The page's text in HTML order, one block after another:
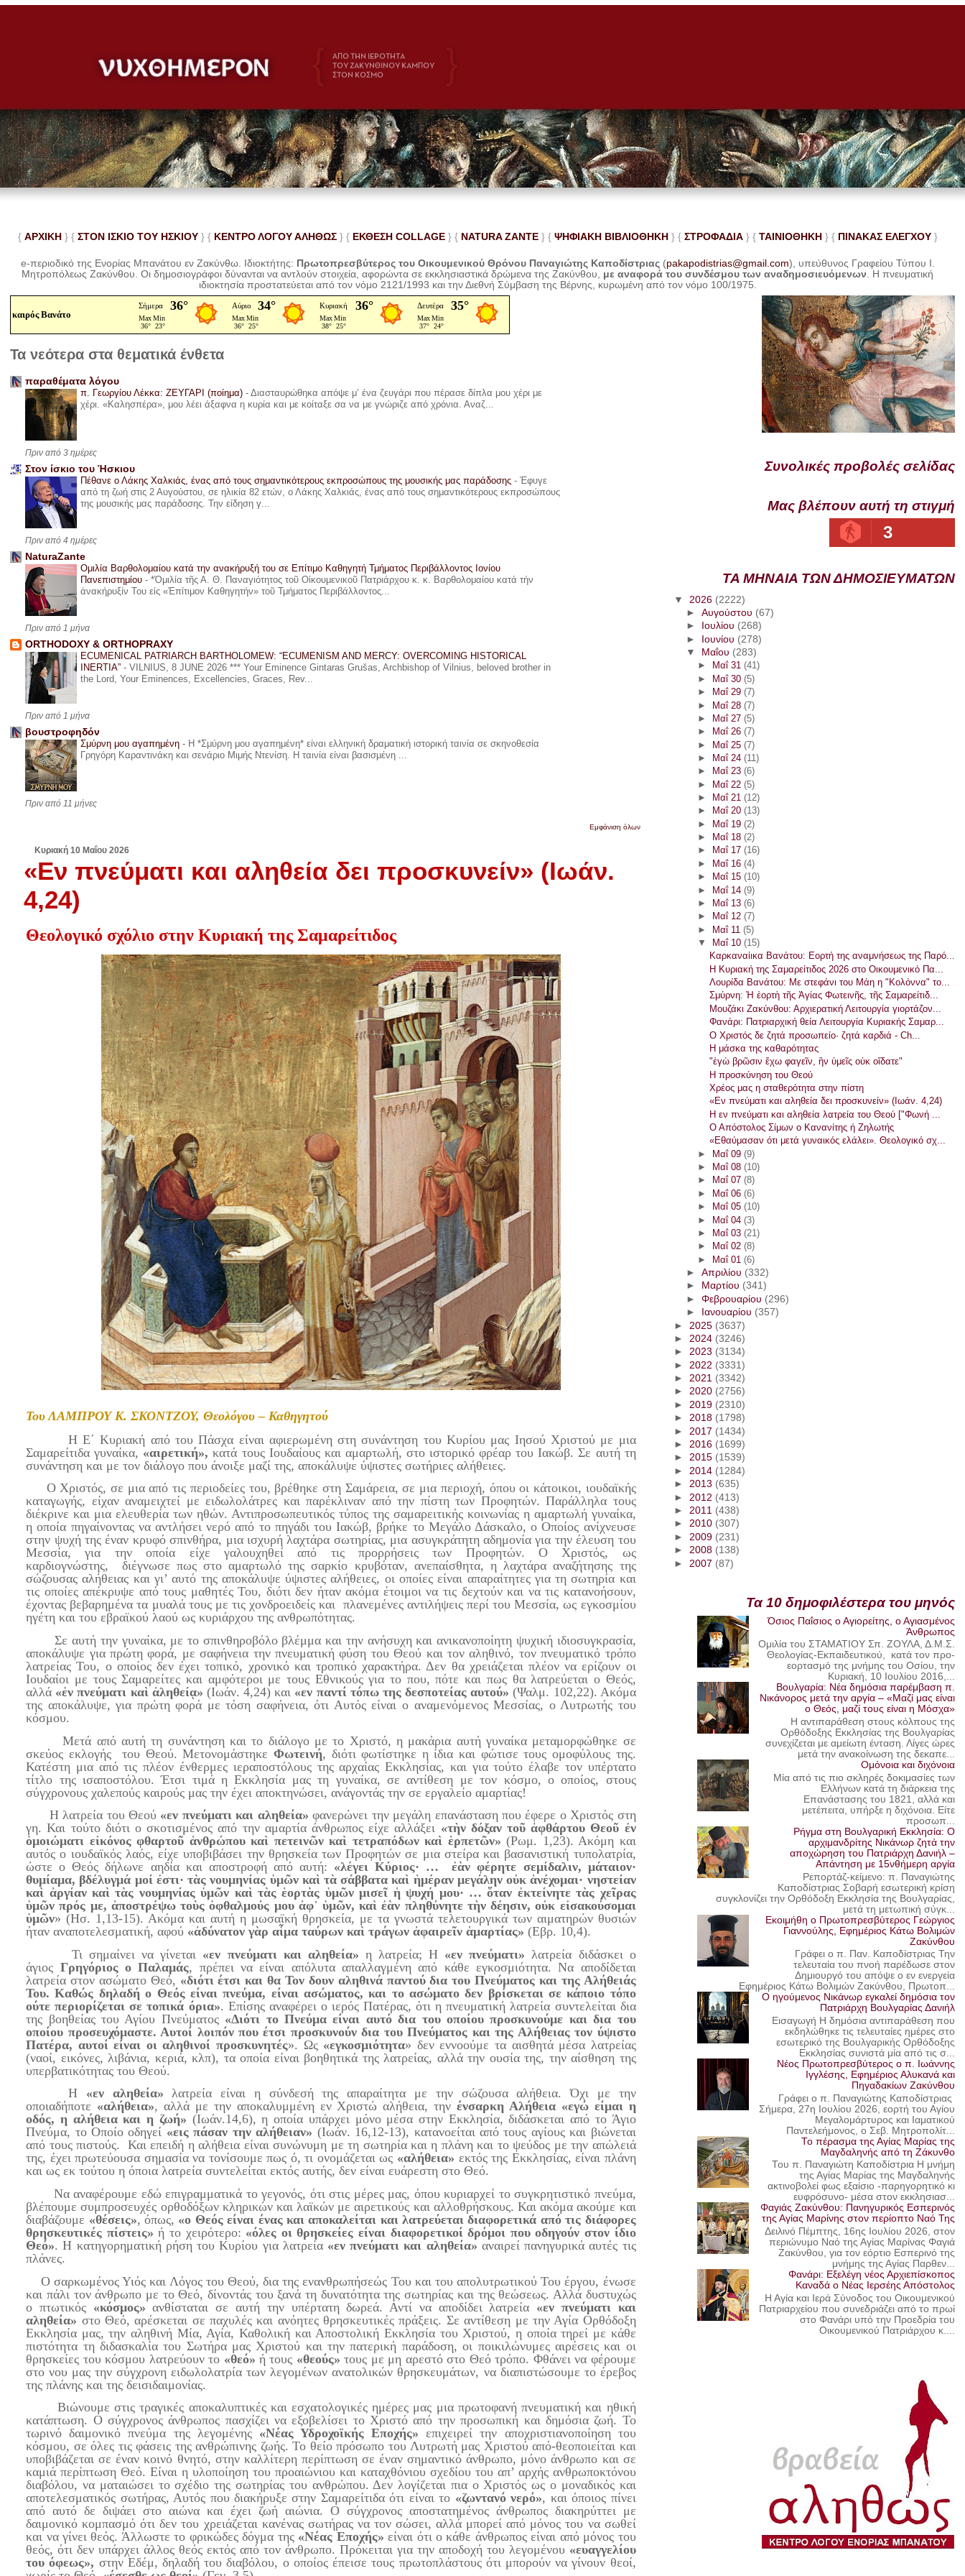
{ ΑΡΧΙΚΗ } { ΣΤΟΝ ΙΣΚΙΟ ΤΟΥ ΗΣΚΙΟΥ } { ΚΕΝΤΡΟ ΛΟΓΟΥ ΑΛΗΘΩΣ } { ΕΚΘΕΣΗ COLLAGE }{ NATURA ZANTE} { ΨΗΦΙΑΚΗ ΒΙΒΛΙΟΘΗΚΗ } { ΣΤΡΟΦΑΔΙΑ } { ΤΑΙΝΙΟΘΗΚΗ } { ΠΙΝΑΚΑΣ ΕΛΕΓΧΟΥ}
e-περιοδικό της Ενορίας Μπανάτου εν Ζακύνθω. Ιδιοκτήτης: Πρωτοπρεσβύτερος του Οικουμενικού Θρόνου Παναγιώτης Καποδίστριας (pakapodistrias@gmail.com), υπεύθυνος Γραφείου Τύπου Ι.
Μητροπόλεως Ζακύνθου.Οι δημοσιογράφοι δύνανται να αντλούν στοιχεία, αφορώντα σε εκκλησιαστικά δρώμενα της Ζακύνθου, με αναφορά του συνδέσμου των αναδημοσιευόμενων . Ηπνευματική
ιδιοκτησία προστατεύεται από τον νόμο 2121/1993 και την Διεθνή Σύμβαση της Βέρνης, κυρωμένη από τον νόμο 100/1975.
καιρός Βανάτο
Τα νεότερα στα θεματικά ένθετα
παραθέματα λόγου
π. Γεωργίου Λέκκα: ΖΕΥΓΑΡΙ (ποίημα) - Διασταυρώθηκα απόψε μ’ ένα ζευγάρι που πέρασε δίπλα μου χέρι με
χέρι. «Καλησπέρα», μου λέει άξαφνα η κυρία και με κοίταξε σα να με γνώριζε από χρόνια. Αναζ...
Πριν από 3 ημέρες
Στον ίσκιο του Ήσκιου
Πέθανε ο Λάκης Χαλκιάς, ένας από τους σημαντικότερους εκπροσώπους της μουσικής μας παράδοσης - Έφυγε
από τη ζωή στις 2 Αυγούστου, σε ηλικία 82 ετών, ο Λάκης Χαλκιάς, ένας από τους σημαντικότερους εκπροσώπους
της μουσικής μας παράδοσης. Την είδηση γ...
Πριν από 4 ημέρες
NaturaZante
Ομιλία Βαρθολομαίου κατά την ανακήρυξή του σε Επίτιμο Καθηγητή Τμήματος Περιβάλλοντος Ιονίου
Πανεπιστημίου - *Ὁμιλία τῆς Α. Θ. Παναγιότητος τοῦ Οἰκουμενικοῦ Πατριάρχου κ. κ. Βαρθολομαίου κατά τήν
ἀνακήρυξίν Του εἰς «Ἐπίτιμον Καθηγητήν» τοῦ Τμήματος Περιβάλλοντος...
Πριν από 1 μήνα
ORTHODOXY & ORTHOPRAXY
ECUMENICAL PATRIARCH BARTHOLOMEW: “ECUMENISM AND MERCY: OVERCOMING HISTORICAL
INERTIA” - VILNIUS, 8 JUNE 2026 *** Your Eminence Gintaras Grušas, Archbishop of Vilnius, beloved brother in
the Lord, Your Eminences, Excellencies, Graces, Rev...
Πριν από 1 μήνα
βουστροφηδόν
Σμύρνη μου αγαπημένη - Η *Σμύρνη μου αγαπημένη* είναι ελληνική δραματική ιστορική ταινία σε σκηνοθεσία
Γρηγόρη Καραντινάκη και σενάριο Μιμής Ντενίση. Η ταινία είναι βασισμένη ...
Πριν από 11 μήνες
Εμφάνιση όλων
Κυριακή 10 Μαΐου 2026
«Εν πνεύματι και αληθεία δει προσκυνείν» (Ιωάν.
4,24)
Θεολογικό σχόλιο στην Κυριακή της Σαμαρείτιδος
Του ΛΑΜΠΡΟΥ Κ. ΣΚΟΝΤΖΟΥ, Θεολόγου – Καθηγητού
Η Ε΄ Κυριακή από του Πάσχα είναι αφιερωμένη στη συνάντηση του Κυρίου μας Ιησού Χριστού με μια
Σαμαρείτιδα γυναίκα, «αιρετική», κατά τους Ιουδαίους και αμαρτωλή, στο ιστορικό φρέαρ του Ιακώβ. Σε αυτή τη
συνάντηση και με τον διάλογο που άνοιξε μαζί της, αποκάλυψε ύψιστες σωτήριες αλήθειες.
Ο Χριστός, σε μια από τις περιοδείες του, βρέθηκε στη Σαμάρεια, σε μια περιοχή, όπου οι κάτοικοι, ιουδαϊκής
καταγωγής, είχαν αναμειχτεί με ειδωλολάτρες και παρέκλιναν από την πίστη των Προφητών. Παράλληλα τους
διέκρινε και μια ελευθερία των ηθών. Αντιπροσωπευτικός τύπος της σαμαρειτικής κοινωνίας η αμαρτωλή γυναίκα,
η οποία πηγαίνοντας να αντλήσει νερό από το πηγάδι του Ιακώβ, βρήκε το Μεγάλο Δάσκαλο, ο Οποίος ανίχνευσε
στην ψυχή της έναν κρυφό σπινθήρα, μια ισχυρή λαχτάρα σωτηρίας, μια ασυγκράτητη αδημονία για την έλευση του
Μεσσία, για την οποία είχε γαλουχηθεί από τις προρρήσεις των Προφητών. Ο Χριστός, ως
καρδιογνώστης, διέγνωσε πως στο αμαρτωλό της σαρκίο κρυβόταν, ανεπαίσθητα, η λαχτάρα αναζήτησης της
σώζουσας αλήθειας και γι’ αυτό της αποκάλυψε ύψιστες αλήθειες, οι οποίες είναι απαραίτητες για τη σωτηρία και
τις οποίες απέκρυψε από τους μαθητές Του, διότι δεν ήταν ακόμα έτοιμοι να τις δεχτούν και να τις κατανοήσουν,
έχοντας βεβαρημένα τα μυαλά τους με τις χονδροειδείς και πλανεμένες αντιλήψεις περί του Μεσσία, ως εγκοσμίου
ηγέτη και του εβραϊκού λαού ως κυριάρχου της ανθρωπότητας.
Σε αυτή την γυναίκα, με το σπινθηροβόλο βλέμμα και την ανήσυχη και ανικανοποίητη ψυχική ιδιοσυγκρασία,
αποκάλυψε για πρώτη φορά, με σαφήνεια την πνευματική φύση του Θεού και τον αληθινό, τον πνευματικό τρόπο
λατρείας Του, ο οποίος δεν έχει τοπικό, χρονικό και τροπικό χαρακτήρα. Δεν θα χρειάζεται πλέον να ερίζουν οι
Ιουδαίοι με τους Σαμαρείτες και αμφότεροι με τους Εθνικούς για το που, πότε και πως θα λατρεύεται ο Θεός,
αλλά «ἐν πνεύματι καὶ ἀληθείᾳ» (Ιωάν. 4,24) και «εν παντί τόπω της δεσποτείας αυτού» (Ψαλμ. 102,22). Ακόμα
της αποκάλυψε, για πρώτη φορά με τόση σαφήνεια, ότι Αυτός είναι ο αναμενόμενος Μεσσίας, ο Λυτρωτής του
κόσμου.
Μετά από αυτή τη συνάντηση και το διάλογο με το Χριστό, η μακάρια αυτή γυναίκα μεταμορφώθηκε σε
σκεύος εκλογής του Θεού. Μετονομάστηκε Φωτεινή, διότι φωτίστηκε η ίδια και φώτισε τους ομοφύλους της.
Κατέστη μια από τις πλέον ένθερμες ιεραποστόλους της αρχαίας Εκκλησίας, και για τούτο έλαβε τον υπέρτατο
τίτλο της ισαποστόλου. Έτσι τιμά η Εκκλησία μας τη γυναίκα, σε αντίθεση με τον κόσμο, ο οποίος, στους
σύγχρονους χαλεπούς καιρούς μας την έχει αποκτηνώσει, ανάγοντάς την σε εργαλείο αμαρτίας!
Η λατρεία του Θεού «εν πνεύματι και αληθεία» φανερώνει την μεγάλη επανάσταση που έφερε ο Χριστός στη
γη. Και τούτο διότι ο σκοτισμένος από την αμαρτία άνθρωπος είχε αλλάξει «τὴν δόξαν τοῦ ἀφθάρτου Θεοῦ ἐν
ὁμοιώματι εἰκόνος φθαρτοῦ ἀνθρώπου καὶ πετεινῶν καὶ τετραπόδων καὶ ἑρπετῶν»(Ρωμ. 1,23). Ακόμη και
αυτός ο ιουδαϊκός λαός, είχε υποβιβάσει την θρησκεία των Προφητών σε μια στείρα και βασανιστική τυπολατρία,
ώστε ο Θεός δήλωνε αηδία και αποστροφή από αυτή: «λέγει Κύριος· … ἐὰν φέρητε σεμίδαλιν, μάταιον·
θυμίαμα, βδέλυγμά μοί ἐστι· τὰς νουμηνίας ὑμῶν καὶ τὰ σάββατα καὶ ἡμέραν μεγάλην οὐκ ἀνέχομαι· νηστείαν
καὶ ἀργίαν καὶ τὰς νουμηνίας ὑμῶν καὶ τὰς ἑορτὰς ὑμῶν μισεῖ ἡ ψυχή μου· … ὅταν ἐκτείνητε τὰς χεῖρας
ὑμῶν πρός με, ἀποστρέψω τοὺς ὀφθαλμούς μου ἀφ᾿ ὑμῶν, καὶ ἐὰν πληθύνητε τὴν δέησιν, οὐκ εἰσακούσομαι
ὑμῶν» (Ησ. 1,13-15). Ακόμα και αυτή η μωσαϊκή θρησκεία, με τα γνωστά τελετουργικά των αιματηρών θυσιών
ήταν αναποτελεσματική, αφού «ἀδύνατον γὰρ αἷμα ταύρων καὶ τράγων ἀφαιρεῖν ἁμαρτίας» (Εβρ. 10,4).
Τι σημαίνει να γίνεται «εν πνεύματι και αληθεία» η λατρεία; Η «εν πνεύματι» λατρεία διδάσκει ο
άγιος Γρηγόριος ο Παλαμάς, πρέπει να είναι απόλυτα απαλλαγμένη από κάθε εγκοσμιότητα. Να αποδίδεται
λατρεία στον ασώματο Θεό, «διότι έτσι και θα Τον δουν αληθινά παντού δια του Πνεύματος και της Αλήθειάς
Του. Καθώς δηλαδή ο Θεός είναι πνεύμα, είναι ασώματος, και το ασώματο δεν βρίσκεται σε κάποιο τόπο
ούτε περιορίζεται σε τοπικά όρια». Επίσης αναφέρει ο ιερός Πατέρας, ότι η πνευματική λατρεία συντελείται δια
της βοηθείας του Αγίου Πνεύματος «Διότι το Πνεύμα είναι αυτό δια του οποίου προσκυνούμε και δια του
οποίου προσευχόμαστε. Αυτοί λοιπόν που έτσι προσκυνούν δια του Πνεύματος και της Αλήθειας τον ύψιστο
Πατέρα, αυτοί είναι οι αληθινοί προσκυνητές». Ως «εγκοσμιότητα» δεν εννοούμε τα αισθητά μέσα λατρείας
(ναοί, εικόνες, λιβάνια, κεριά, κλπ), τα οποία είναι βοηθητικά της λατρείας, αλλά την ουσία της, την αίσθηση της
υπερβατικότητας του Θεού.
Η «εν αληθεία» λατρεία είναι η σύνδεσή της απαραίτητα με την σώζουσα αλήθεια. Όχι με την
οποιαδήποτε «αλήθεια», αλλά με την αποκαλυμμένη εν Χριστώ αλήθεια, τηνένσαρκη Αλήθεια «εγώ είμαι η
οδός, η αλήθεια και η ζωή» (Ιωάν.14,6), η οποία υπάρχει μόνο μέσα στην Εκκλησία, διδάσκεται από το Άγιο
Πνεύμα, το Οποίο οδηγεί «εις πάσαν την αλήθειαν» (Ιωάν. 16,12-13), κατανοείται από τους αγίους και βιώνεται
από τους πιστούς. Και επειδή η αλήθεια είναι συνώνυμη με τη σωτηρία και η πλάνη και το ψεύδος με την απώλειά
της, έχει πρωτεύουσα σημασία να τονίσουμε πως ό, τι ονομάζεται ως «αλήθεια» εκτός της Εκκλησίας, είναι πλάνη
και ως εκ τούτου η όποια λατρεία συντελείται εκτός αυτής, δεν είναι ευάρεστη στο Θεό.
Να αναφέρουμε εδώ επιγραμματικά το γεγονός, ότι στις μέρες μας, όπου κυριαρχεί το συγκρητιστικό πνεύμα,
βλέπουμε συμπροσευχές ορθοδόξων κληρικών και λαϊκών με αιρετικούς και αλλοθρήσκους. Και ακόμα ακούμε και
διαβάζουμε «θέσεις», όπως, «ο Θεός είναι ένας και αποκαλείται και λατρεύεται διαφορετικά από τις διάφορες
θρησκευτικές πίστεις» ή το χειρότερο: «όλες οι θρησκείες είναι διαφορετικοί δρόμοι που οδηγούν στον ίδιο
Θεό». Η κατηγορηματική ρήση του Κυρίου για λατρεία «εν πνεύματι και αληθεία» αναιρεί πανηγυρικά αυτές τις
πλάνες.
Ο σαρκωμένος Υιός και Λόγος του Θεού, δια της ενανθρωπήσεώς Του και του απολυτρωτικού Του έργου, ένωσε
και πάλι τον άνθρωπο με το Θεό, δίνοντάς του ξανά τη δυνατότητα της σωτηρίας και της θεώσεως. Αλλά δυστυχώς
ο πτωτικός «κόσμος» ανθίσταται σε αυτή την υπέρτατη δωρεά. Αντί να αποδίδει λατρεία «εν πνεύματι και
αληθεία» στο Θεό, αρέσκεται σε παχυλές και ανόητες θρησκευτικές πράξεις. Σε αντίθεση με την Αγία Ορθόδοξη
Εκκλησία μας, την αληθινή Μία, Αγία, Καθολική και Αποστολική Εκκλησία του Χριστού, η οποία τηρεί με κάθε
πιστότητα τη διδασκαλία του Σωτήρα μας Χριστού και την πατερική παράδοση, οι ποικιλώνυμες αιρέσεις και οι
θρησκείες του κόσμου λατρεύουν το «θεό» ή τους «θεούς» τους με μη αρεστό στο Θεό τρόπο. Φθάνει να φέρουμε
στο νου μας την σύγχρονη ειδωλολατρία των λεγομένων ανατολικών θρησκευμάτων, να διαπιστώσουμε το έρεβος
της πλάνης και της δεισιδαιμονίας.
Βιώνουμε στις τραγικές αποκαλυπτικές και εσχατολογικές ημέρες μας μια πρωτοφανή πνευματική και ηθική
κατάπτωση. Ο σύγχρονος άνθρωπος πασχίζει να εξοβελίσει το Χριστό από την προσωπική και δημόσια ζωή. Το
τωρινό δαιμονικό πνεύμα της λεγομένης «Νέας Υδροχοϊκής Εποχής» επιχειρεί την αποχριστιανοποίηση του
κόσμου, σε όλες τις φάσεις της ανθρώπινης ζωής. Το θείο πρόσωπο του Λυτρωτή μας Χριστού από-θεοποιείται και
υποβιβάζεται σε έναν κοινό θνητό, στην καλλίτερη περίπτωση σε έναν σημαντικό άνθρωπο, μόνο άνθρωπο και σε
καμιά περίπτωση Θεό. Είναι η υλοποίηση του προαιώνιου και καταχθόνιου σχεδίου του απ’ αρχής ανθρωποκτόνου
διαβόλου, να ματαιώσει το σχέδιο της σωτηρίας του ανθρώπου. Δεν λογίζεται πια ο Χριστός ως ο μοναδικός και
αποτελεσματικός σωτήρας, Αυτός που διακήρυξε στην Σαμαρείτιδα ότι είναι το «ζωντανό νερό», και όποιος πίνει
από αυτό δε διψάει στο αιώνα και έχει ζωή αιώνια. Ο σύγχρονος αποστατημένος άνθρωπος διακηρύττει με
δαιμονικό κομπασμό ότι δεν του χρειάζεται κανένας σωτήρας να τον σώσει, αλλά μπορεί από μόνος του να σωθεί
και να γίνει θεός. Άλλωστε το φρικώδες δόγμα της «Νέας Εποχής» είναι ότι ο κάθε άνθρωπος είναι από μόνος του
θεός, ότι δεν υπάρχει άλλος θεός εκτός από τον άνθρωπο. Πρόκειται για την αποδοχή του λεγομένου «ευαγγελίου
του όφεως», στην Εδέμ, δηλαδή του διαβόλου, ο οποίος έπεισε τους πρωτοπλάστους ότι μπορούν να γίνουν θεοί,
Συνολικές προβολές σελίδας
Μας βλέπουν αυτή τη στιγμή
3
ΤΑ ΜΗΝΑΙΑ ΤΩΝ ΔΗΜΟΣΙΕΥΜΑΤΩΝ
▼ 2026 (2222)
► Αυγούστου (67)
►
Ιουλίου (268)
► Ιουνίου (278)
▼
Μαΐου (283)
►
Μαΐ 31 (41)
►
Μαΐ 30 (5)
►
Μαΐ 29 (7)
► Μαΐ 28 (7)
►
Μαΐ 27 (5)
►
Μαΐ 26 (7)
► Μαΐ 25 (7)
►
Μαΐ 24 (11)
►
Μαΐ 23 (6)
► Μαΐ 22 (5)
►
Μαΐ 21 (12)
►
Μαΐ 20 (13)
►
Μαΐ 19 (2)
►
Μαΐ 18 (2)
►
Μαΐ 17 (16)
►
Μαΐ 16 (4)
►
Μαΐ 15 (10)
► Μαΐ 14 (9)
►
Μαΐ 13 (6)
►
Μαΐ 12 (7)
► Μαΐ 11 (5)
▼
Μαΐ 10 (15)
Καρκαναίικα Βανάτου: Εορτή της αναμνήσεως της Παρό...
Η Κυριακή της Σαμαρείτιδος 2026 στο Οικουμενικό Πα...
Λουρίδα Βανάτου: Με στεφάνι του Μάη η "Κολόννα" το...
Σμύρνη: Ἡ ἑορτὴ τῆς Ἁγίας Φωτεινῆς, τῆς Σαμαρείτιδ...
Μουζάκι Ζακύνθου: Αρχιερατική Λειτουργία γιορτάζον...
Φανάρι: Πατριαρχική θεία Λειτουργία Κυριακής Σαμαρ...
Ο Χριστός δε ζητά προσωπείο· ζητά καρδιά - Ch...
Η μάσκα της καθαρότητας
"ἐγὼ βρῶσιν ἔχω φαγεῖν, ἣν ὑμεῖς οὐκ οἴδατε"
Η προσκύνηση του Θεού
Χρέος μας η σταθερότητα στην πίστη
«Εν πνεύματι και αληθεία δει προσκυνείν» (Ιωάν. 4,24)
Η εν πνεύματι και αληθεία λατρεία του Θεού ["Φωνή ...
Ο Απόστολος Σίμων ο Κανανίτης ή Ζηλωτής
«Εθαύμασαν ότι μετά γυναικός ελάλει». Θεολογικό σχ...
► Μαΐ 09 (9)
►
Μαΐ 08 (10)
►
Μαΐ 07 (8)
►
Μαΐ 06 (6)
►
Μαΐ 05 (10)
► Μαΐ 04 (3)
►
Μαΐ 03 (21)
►
Μαΐ 02 (8)
► Μαΐ 01 (6)
► Απριλίου (332)
►
Μαρτίου (341)
► Φεβρουαρίου (296)
►
Ιανουαρίου (357)
► 2025 (3637)
► 2024 (3246)
►2023 (3134)
► 2022 (3331)
►2021 (3342)
►2020 (2756)
► 2019 (2310)
►2018 (1798)
► 2017 (1434)
►2016 (1699)
►2015 (1539)
► 2014 (1284)
►2013 (635)
► 2012 (413)
► 2011 (438)
►2010 (307)
► 2009 (231)
►2008 (138)
► 2007 (87)
Τα 10 δημοφιλέστερα του μηνός
Όσιος Παΐσιος ο Αγιορείτης, ο Αγιασμένος
Άνθρωπος
Ομιλία του ΣΤΑΜΑΤΙΟΥ Σπ. ΖΟΥΛΑ, Δ.Μ.Σ.
Θεολογίας-Εκπαιδευτικού, κατά τον προ-
εορτασμό της μνήμης του Οσίου, την
Κυριακή, 10 Ιουλίου 2016,...
Βουλγαρία: Νέα δημόσια παρέμβαση π.
Νικάνορος μετά την αργία – «Μαζί μας είναι
ο Θεός, μαζί τους είναι η Μόσχα»
Η αντιπαράθεση στους κόλπους της
Ορθόδοξης Εκκλησίας της Βουλγαρίας
συνεχίζεται με αμείωτη ένταση. Λίγες ώρες
μετά την ανακοίνωση της δεκαπε...
Ομόνοια και διχόνοια
Μία από τις πιο σκληρές δοκιμασίες των
Ελλήνων κατά τη διάρκεια της
Επανάστασης του 1821, αλλά και
μετέπειτα, υπήρξε η διχόνοια. Είτε
προσωπ...
Ρήγμα στη Βουλγαρική Εκκλησία: Ο
αρχιμανδρίτης Νικάνωρ ζητά την
αποχώρηση του Πατριάρχη Δανιήλ –
Απάντηση με 15νθήμερη αργία
Ρεπορτάζ-κείμενο: π. Παναγιώτης
Καποδίστριας Σοβαρή εσωτερική κρίση
συγκλονίζει την Ορθόδοξη Εκκλησία της Βουλγαρίας,
μετά τη μετωπική σύγκ...
Εκοιμήθη ο Πρωτοπρεσβύτερος Γεώργιος
Γιαννούλης, Εφημέριος Κάτω Βολιμών
Ζακύνθου
Γράφει ο π. Παν. Καποδίστριας Την
τελευταία του πνοή παρέδωσε στον
Δημιουργό του απόψε ο εν ενεργεία
Εφημέριος Κάτω Βολιμών Ζακύνθου, Πρωτοπ...
Ο ηγούμενος Νικάνωρ εγκαλεί δημόσια τον
Πατριάρχη Βουλγαρίας Δανιήλ
Εισαγωγή Η δημόσια αντιπαράθεση που
εκδηλώθηκε τις τελευταίες ημέρες στο
εσωτερικό της Βουλγαρικής Ορθόδοξης
Εκκλησίας συνιστά μία από τις σ...
Νέος Πρωτοπρεσβύτερος ο π. Ιωάννης
Ιγγλέσης, Εφημέριος Αλυκανά και
Πηγαδακίων Ζακύνθου
Γράφει ο π. Παναγιώτης Καποδίστριας
Σήμερα, 27η Ιουλίου 2026, εορτή του Αγίου
Μεγαλομάρτυρος και Ιαματικού
Παντελεήμονος, ο Σεβ. Μητροπολίτ...
Το πέρασμα της Αγίας Μαρίας της
Μαγδαληνής από τη Ζάκυνθο
Του π. Παναγιώτη Καποδίστρια Η μνήμη
της Αγίας Μαρίας της Μαγδαληνής
ακτινοβολεί φως εξαίσιο -παρηγορητικό κι
ευφρόσυνο- μέσα στον εκκλησιασ...
Φαγιάς Ζακύνθου: Πανηγυρικός Εσπερινός
της Αγίας Μαρίνης στον περίοπτο Ναό Της
Δειλινό Πέμπτης, 16ης Ιουλίου 2026, στον
περιώνυμο Ναό της Αγίας Μαρίνας Φαγιά
Ζακύνθου, για τον εόρτιο Εσπερινό της
μνήμης της Αγίας Παρθεν...
Φανάρι: Εξελέγη νέος Αρχιεπίσκοπος
Καναδά ο Νέας Ιερσέης Απόστολος
Η Αγία και Ιερά Σύνοδος του Οικουμενικού
Πατριαρχείου που συνεδριάζει από το πρωί
στο Φανάρι υπό την Προεδρία του
Οικουμενικού Πατριάρχου κ....